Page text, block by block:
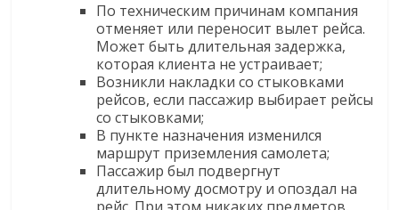
По техническим причинам компания
отменяет или переносит вылет рейса.
Может быть длительная задержка,
которая клиента не устраивает;
Возникли накладки со стыковками
рейсов, если пассажир выбирает рейсы
со стыковками;
В пункте назначения изменился
маршрут приземления самолета;
Пассажир был подвергнут
длительному досмотру и опоздал на